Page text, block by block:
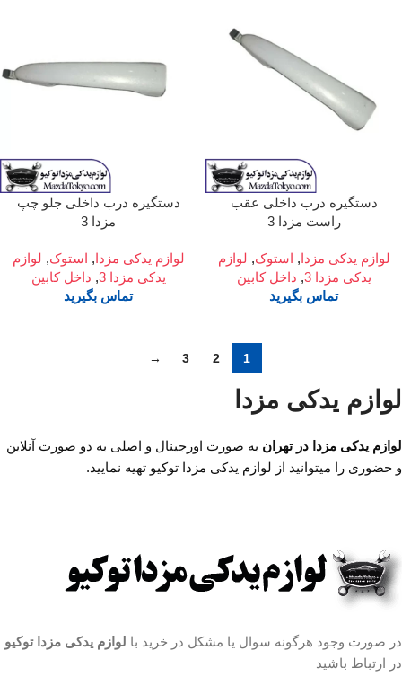
دستگیره درب داخلی عقب
راست مزدا 3
لوازم یدکی مزدا, استوک, لوازم
یدکی مزدا 3 , داخل کابین
تماس بگیرید
دستگیره درب داخلی جلو چپ
مزدا 3
لوازم یدکی مزدا, استوک, لوازم
یدکی مزدا 3 , داخل کابین
تماس بگیرید
1
2
3
→
لوازم یدکی مزدا
لوازم یدکی مزدا در تهران به صورت اورجینال و اصلی به دو صورت آنلاین
و حضوری را میتوانید از لوازم یدکی مزدا توکیو تهیه نمایید.
در صورت وجود هرگونه سوال یا مشکل در خرید با لوازم یدکی مزدا توکیو
در ارتباط باشید